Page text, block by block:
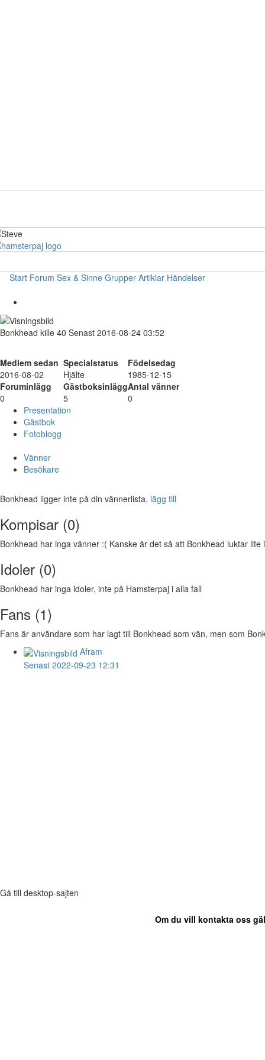
Start Forum Sex & Sinne Grupper Artiklar Händelser
Bonkhead kille 40 Senast 2016-08-24 03:52
Medlem sedan Specialstatus
Födelsedag
2016-08-02
Hjälte
1985-12-15
Foruminlägg
GästboksinläggAntal vänner
0
5
0
Presentation
Gästbok
Fotoblogg
Vänner
Besökare
Bonkhead ligger inte på din vännerlista, lägg till
Kompisar (0)
Bonkhead har inga vänner :( Kanske är det så att Bonkhead luktar lite
Idoler (0)
Bonkhead har inga idoler, inte på Hamsterpaj i alla fall
Fans (1)
Fans är användare som har lagt till Bonkhead som vän, men som
Afram
Senast 2022-09-23 12:31
Gå till desktop-sajten
Om du vill kontakta oss